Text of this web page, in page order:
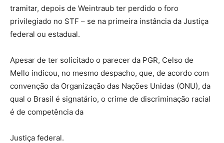
tramitar, depois de Weintraub ter perdido o foro
privilegiado no STF – se na primeira instância da Justiça
federal ou estadual.
Apesar de ter solicitado o parecer da PGR, Celso de
Mello indicou, no mesmo despacho, que, de acordo com
convenção da Organização das Nações Unidas (ONU), da
qual o Brasil é signatário, o crime de discriminação racial
é de competência da
Justiça federal.